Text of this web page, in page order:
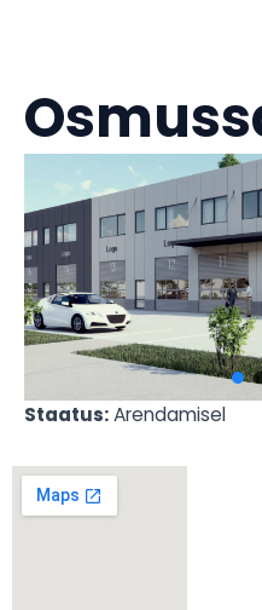
Staatus:Arendamisel